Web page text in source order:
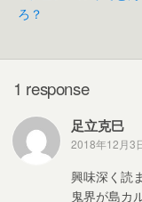
ろ？
1 response
足立克巳
2018年12月3
興味深く読
鬼界が島カ